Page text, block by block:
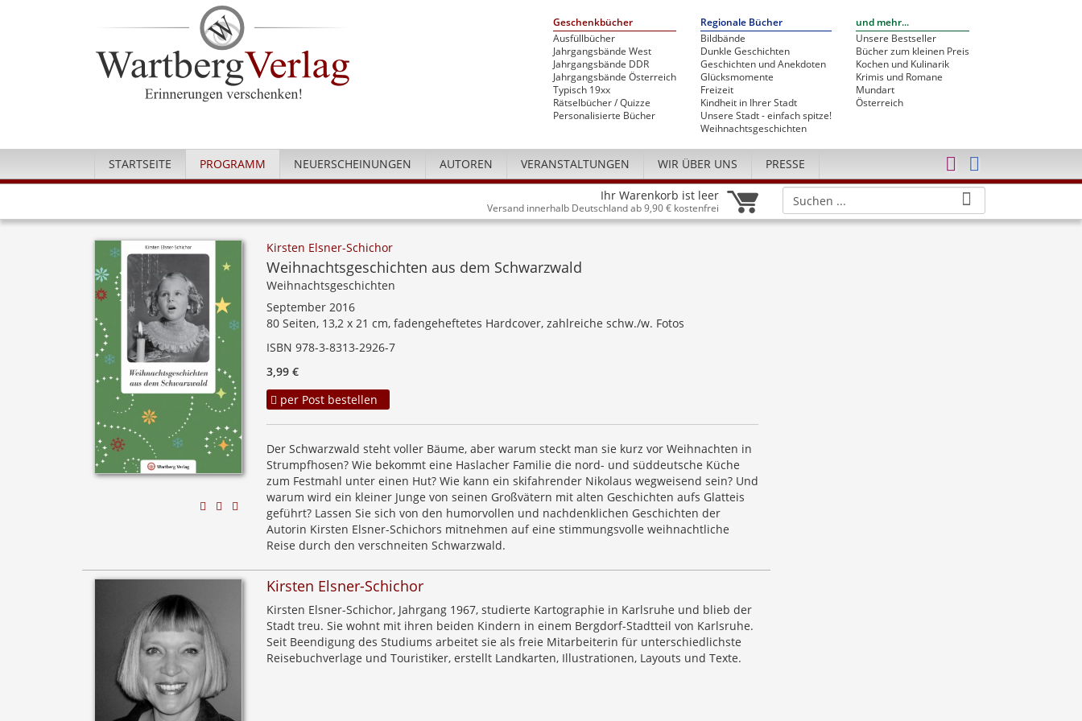
Geschenkbücher
Ausfüllbücher
Jahrgangsbände West
Jahrgangsbände DDR
Jahrgangsbände Österreich
Typisch 19xx
Rätselbücher / Quizze
Personalisierte Bücher
Regionale Bücher
Bildbände
Dunkle Geschichten
Geschichten und Anekdoten
Glücksmomente
Freizeit
Kindheit in Ihrer Stadt
Unsere Stadt - einfach spitze!
Weihnachtsgeschichten
und mehr...
Unsere Bestseller
Bücher zum kleinen Preis
Kochen und Kulinarik
Krimis und Romane
Mundart
Österreich
STARTSEITE PROGRAMM NEUERSCHEINUNGEN AUTOREN VERANSTALTUNGEN WIR ÜBER UNS PRESSE
Ihr Warenkorb ist leer
Versand innerhalb Deutschland ab 9,90 € kostenfrei
Kirsten Elsner-Schichor
Weihnachtsgeschichten aus dem Schwarzwald
Weihnachtsgeschichten
September 2016
80 Seiten, 13,2 x 21 cm, fadengeheftetes Hardcover, zahlreiche schw./w. Fotos
ISBN 978-3-8313-2926-7
3,99 €
per Post bestellen
Der Schwarzwald steht voller Bäume, aber warum steckt man sie kurz vor Weihnachten in
Strumpfhosen? Wie bekommt eine Haslacher Familie die nord- und süddeutsche Küche
zum Festmahl unter einen Hut? Wie kann ein skifahrender Nikolaus wegweisend sein? Und
warum wird ein kleiner Junge von seinen Großvätern mit alten Geschichten aufs Glatteis
geführt? Lassen Sie sich von den humorvollen und nachdenklichen Geschichten der
Autorin Kirsten Elsner-Schichors mitnehmen auf eine stimmungsvolle weihnachtliche
Reise durch den verschneiten Schwarzwald.
Kirsten Elsner-Schichor
Kirsten Elsner-Schichor, Jahrgang 1967, studierte Kartographie in Karlsruhe und blieb der
Stadt treu. Sie wohnt mit ihren beiden Kindern in einem Bergdorf-Stadtteil von Karlsruhe.
Seit Beendigung des Studiums arbeitet sie als freie Mitarbeiterin für unterschiedlichste
Reisebuchverlage und Touristiker, erstellt Landkarten, Illustrationen, Layouts und Texte.